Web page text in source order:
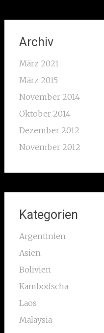
Archiv
März 2021
März 2015
November 2014
Oktober 2014
Dezember 2012
November 2012
Kategorien
Argentinien
Asien
Bolivien
Kambodscha
Laos
Malaysia